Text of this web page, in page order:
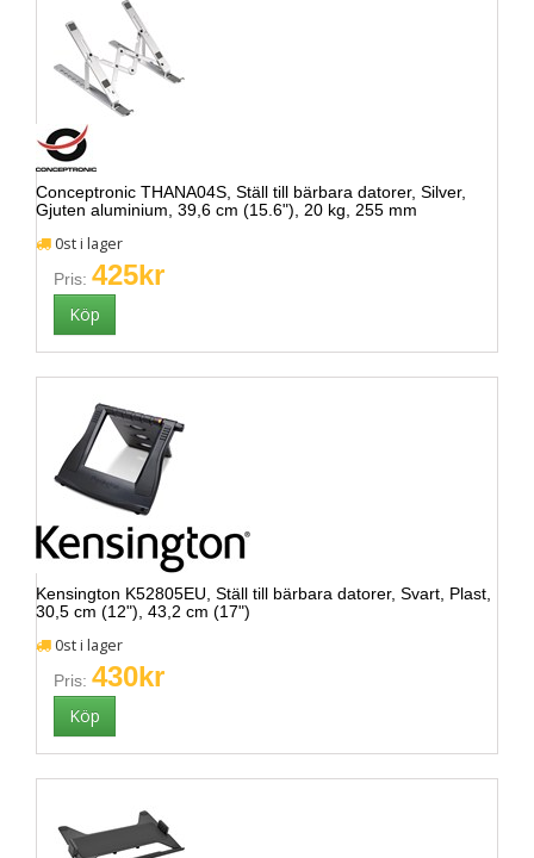
Conceptronic THANA04S, Ställ till bärbara datorer, Silver,
Gjuten aluminium, 39,6 cm (15.6"), 20 kg, 255 mm
0st i lager
Pris: 425kr
Kensington K52805EU, Ställ till bärbara datorer, Svart, Plast,
30,5 cm (12"), 43,2 cm (17")
0st i lager
Pris: 430kr